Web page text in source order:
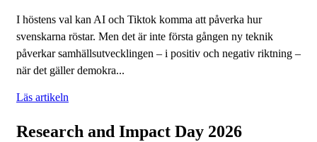
I höstens val kan AI och Tiktok komma att påverka hur
svenskarna röstar. Men det är inte första gången ny teknik
påverkar samhällsutvecklingen – i positiv och negativ riktning –
när det gäller demokra...
Läs artikeln
Research and Impact Day 2026